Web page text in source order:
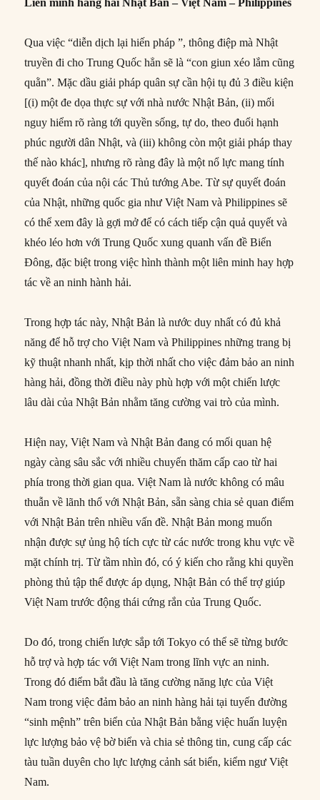
Liên minh hàng hải Nhật Bản – Việt Nam –Philippines
Qua việc “diễn dịch lại hiến pháp ”, thông điệp mà Nhật
truyền đi cho Trung Quốc hẳn sẽ là “con giun xéo lắm cũng
quằn”. Mặc dầu giải pháp quân sự cần hội tụ đủ 3 điều kiện
[(i) một đe dọa thực sự với nhà nước Nhật Bản, (ii) mối
nguy hiểm rõ ràng tới quyền sống, tự do, theo đuổi hạnh
phúc người dân Nhật, và (iii) không còn một giải pháp thay
thế nào khác], nhưng rõ ràng đây là một nổ lực mang tính
quyết đoán của nội các Thủ tướng Abe. Từ sự quyết đoán
của Nhật, những quốc gia như Việt Nam và Philippines sẽ
có thể xem đây là gợi mở để có cách tiếp cận quả quyết và
khéo léo hơn với Trung Quốc xung quanh vấn đề Biển
Đông, đặc biệt trong việc hình thành một liên minh hay hợp
tác về an ninh hành hải.
Trong hợp tác này, Nhật Bản là nước duy nhất có đủ khả
năng để hỗ trợ cho Việt Nam và Philippines những trang bị
kỹ thuật nhanh nhất, kịp thời nhất cho việc đảm bảo an ninh
hàng hải, đồng thời điều này phù hợp với một chiến lược
lâu dài của Nhật Bản nhằm tăng cường vai trò của mình.
Hiện nay, Việt Nam và Nhật Bản đang có mối quan hệ
ngày càng sâu sắc với nhiều chuyến thăm cấp cao từ hai
phía trong thời gian qua. Việt Nam là nước không có mâu
thuẫn về lãnh thổ với Nhật Bản, sẵn sàng chia sẻ quan điểm
với Nhật Bản trên nhiều vấn đề. Nhật Bản mong muốn
nhận được sự ủng hộ tích cực từ các nước trong khu vực về
mặt chính trị. Từ tầm nhìn đó, có ý kiến cho rằng khi quyền
phòng thủ tập thể được áp dụng, Nhật Bản có thể trợ giúp
Việt Nam trước động thái cứng rắn của Trung Quốc.
Do đó, trong chiến lược sắp tới Tokyo có thể sẽ từng bước
hỗ trợ và hợp tác với Việt Nam trong lĩnh vực an ninh.
Trong đó điểm bắt đầu là tăng cường năng lực của Việt
Nam trong việc đảm bảo an ninh hàng hải tại tuyến đường
“sinh mệnh” trên biển của Nhật Bản bằng việc huấn luyện
lực lượng bảo vệ bờ biển và chia sẻ thông tin, cung cấp các
tàu tuần duyên cho lực lượng cảnh sát biển, kiểm ngư Việt
Nam.